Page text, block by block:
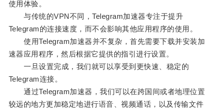
使用体验。
与传统的VPN不同，Telegram加速器专注于提升
Telegram的连接速度，而不会影响其他应用程序的使用。
使用Telegram加速器并不复杂，首先需要下载并安装加
速器应用程序，然后根据它提供的指引进行设置。
一旦设置完成，我们就可以享受到更快速、稳定的
Telegram连接。
通过Telegram加速器，我们可以在跨国间或者地理位置
较远的地方更加稳定地进行语音、视频通话，以及传输文件